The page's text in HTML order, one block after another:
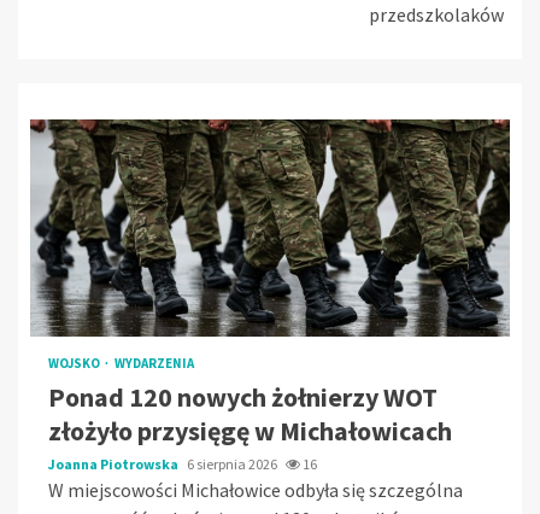
przedszkolaków
WOJSKO WYDARZENIA
Ponad 120 nowych żołnierzy WOT
złożyło przysięgę w Michałowicach
Joanna Piotrowska 6 sierpnia 2026 16
W miejscowości Michałowice odbyła się szczególna